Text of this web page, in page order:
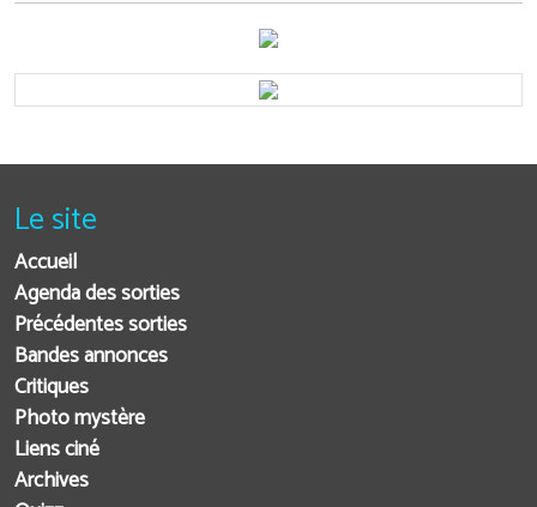
Le site
Accueil
Agenda des sorties
Précédentes sorties
Bandes annonces
Critiques
Photo mystère
Liens ciné
Archives